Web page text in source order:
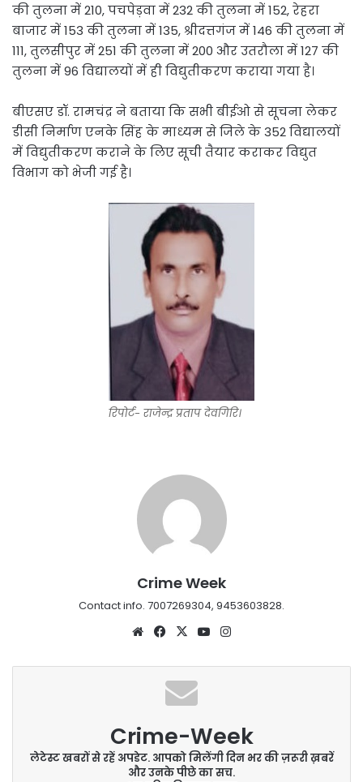
की तुलना में 210, पचपेड़वा में 232 की तुलना में 152, रेहरा
बाजार में 153 की तुलना में 135, श्रीदत्तगंज में 146 की तुलना में
111, तुलसीपुर में 251 की तुलना में 200 और उतरौला में 127 की
तुलना में 96 विद्यालयों में ही विद्युतीकरण कराया गया है।
बीएसए डॉ. रामचंद्र ने बताया कि सभी बीईओ से सूचना लेकर
डीसी निर्माण एनके सिंह के माध्यम से जिले के 352 विद्यालयों
में विद्युतीकरण कराने के लिए सूची तैयार कराकर विद्युत
विभाग को भेजी गई है।
रिपोर्ट- राजेन्द्र प्रताप देवगिरि।
Crime Week
Contact info. 7007269304, 9453603828.
WebsiteFacebook
X YouTube
Crime-Week
लेटेस्ट खबरों से रहें अपडेट. आपको मिलेंगी दिन भर की ज़रूरी ख़बरें
और उनके पीछे का सच.